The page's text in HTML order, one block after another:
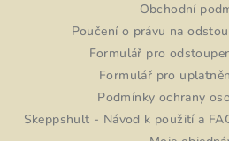
Obchodní
Poučení o právu na
Formulář pro
Formulář pro
Podmínky ochrany
Skeppshult - Návod k použití a